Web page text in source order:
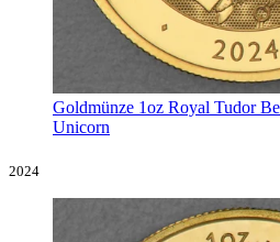
Goldmünze 1oz Royal Tudor
Unicorn
2024